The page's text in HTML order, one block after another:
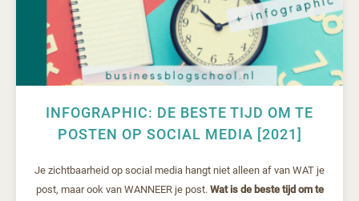
INFOGRAPHIC: DE BESTE TIJD OM TE
POSTEN OP SOCIAL MEDIA [2021]
Je zichtbaarheid op social media hangt niet alleen af van WAT je
post, maar ook van WANNEER je post. Wat is de beste tijd om te